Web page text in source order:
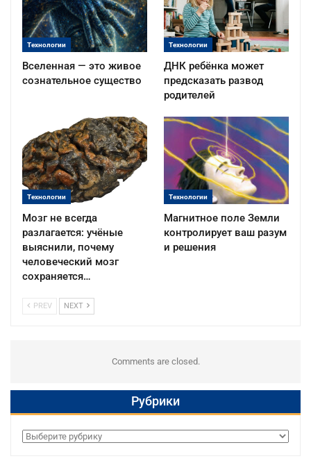
Технологии
Вселенная — это живое
сознательное существо
Технологии
ДНК ребёнка может
предсказать развод
родителей
Технологии
Мозг не всегда
разлагается: учёные
выяснили, почему
человеческий мозг
сохраняется…
Технологии
Магнитное поле Земли
контролирует ваш разум
и решения
PREV NEXT
Comments are closed.
Рубрики
Рубрики